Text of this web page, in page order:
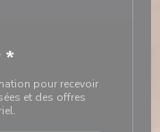
*
pour recevoir
et des offres